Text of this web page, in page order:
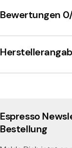
Gewindegröße: M10
Bewertungen
Espresso
Bestellung